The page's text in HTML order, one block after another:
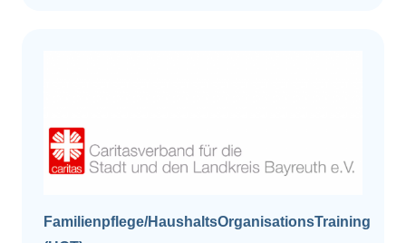
Familienpflege/HaushaltsOrganisationsTraining